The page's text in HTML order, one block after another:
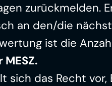
zurückmelden.
an den/die
sich das Recht